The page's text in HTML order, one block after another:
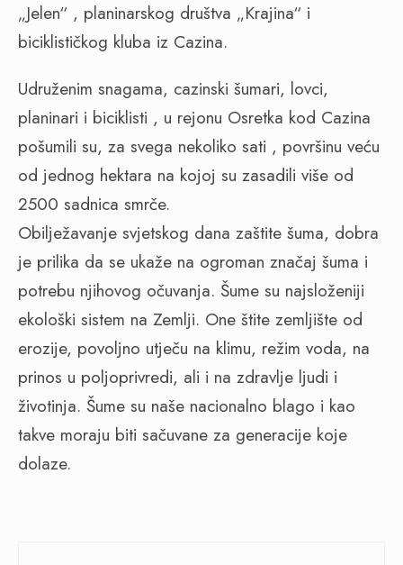
„Jelen“ , planinarskog društva „Krajina“ i
biciklističkog kluba iz Cazina.
Udruženim snagama, cazinski šumari, lovci,
planinari i biciklisti , u rejonu Osretka kod Cazina
pošumili su, za svega nekoliko sati , površinu veću
od jednog hektara na kojoj su zasadili više od
2500 sadnica smrče.
Obilježavanje svjetskog dana zaštite šuma, dobra
je prilika da se ukaže na ogroman značaj šuma i
potrebu njihovog očuvanja. Šume su najsloženiji
ekološki sistem na Zemlji. One štite zemljište od
erozije, povoljno utječu na klimu, režim voda, na
prinos u poljoprivredi, ali i na zdravlje ljudi i
životinja. Šume su naše nacionalno blago i kao
takve moraju biti sačuvane za generacije koje
dolaze.